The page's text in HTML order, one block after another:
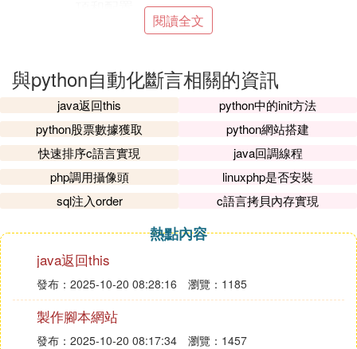
項和配置。
能，需要手動實現。
pytest：通過pytestrerunfailures插件可以
輕松實現失敗測試用例的重運行。
報告：
unittest：生成的測試報告較為簡單，通常
只包含測試用例的執行結果。
pytest：支持生成多種格式的測試報告，
如HTML、XML等，並且可以通過插件擴展
報告功能，如生成詳細的測試覆蓋率報
告。
綜上所述，pytest在多個方面提供了比unittest更簡
潔、直觀的測試體驗
者可以優先考慮pytest。
閱讀全文
與python自動化斷言相關的資訊
java返回this
python中的init方法
python股票數據獲取
python網站搭建
快速排序c語言實現
java回調線程
php調用攝像頭
linuxphp是否安裝
sql注入order
c語言拷貝內存實現
熱點內容
java返回this
發布：2025-10-20 08:28:16 瀏覽：1185
製作腳本網站
發布：2025-10-20 08:17:34 瀏覽：1457